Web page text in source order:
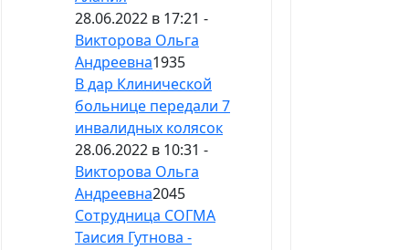
28.06.2022 в 17:21 -
Викторова Ольга
Андреевна1935
В дар Клинической
больнице передали 7
инвалидных колясок
28.06.2022 в 10:31 -
Викторова Ольга
Андреевна2045
Сотрудница СОГМА
Таисия Гутнова -